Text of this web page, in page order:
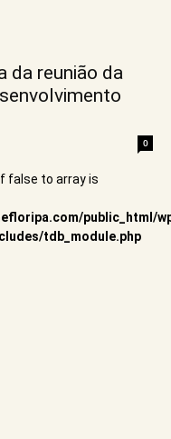
da reunião da
0
false to array is
public_html/
tdb_module.php